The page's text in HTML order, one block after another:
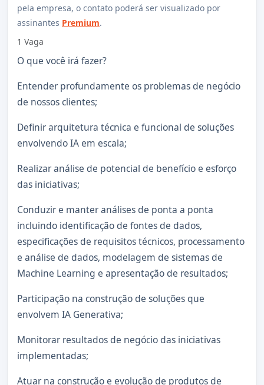
pela empresa, o contato poderá ser visualizado por
assinantes Premium.
1 Vaga
O que você irá fazer?
Entender profundamente os problemas de negócio
de nossos clientes;
Definir arquitetura técnica e funcional de soluções
envolvendo IA em escala;
Realizar análise de potencial de benefício e esforço
das iniciativas;
Conduzir e manter análises de ponta a ponta
incluindo identificação de fontes de dados,
especificações de requisitos técnicos, processamento
e análise de dados, modelagem de sistemas de
Machine Learning e apresentação de resultados;
Participação na construção de soluções que
envolvem IA Generativa;
Monitorar resultados de negócio das iniciativas
implementadas;
Atuar na construção e evolução de produtos de